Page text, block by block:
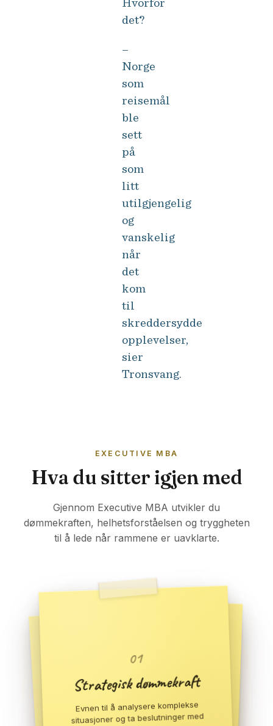
Hvorfor
det?
–
Norge
som
reisemål
ble
sett
på
som
litt
utilgjengelig
og
vanskelig
når
det
kom
til
skreddersydde
opplevelser,
sier
Tronsvang.